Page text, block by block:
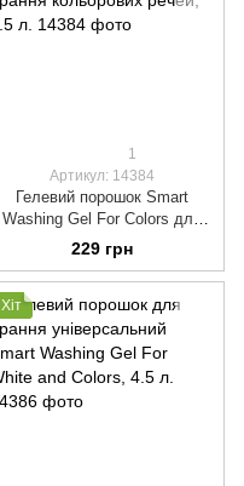
1
Артикул: 14384
Гелевий порошок Smart
Washing Gel For Colors для
прання кольорових речей, 4.5
229 грн
Хіт